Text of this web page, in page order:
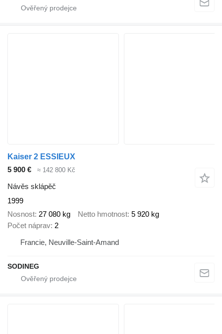
Kaiser 2 ESSIEUX
5 900 €
≈ 142 800 Kč
Návěs sklápěč
1999
Nosnost 27 080 kg Netto hmotnost 5 920 kg
Počet náprav 2
Francie, Neuville-Saint-Amand
SODINEG